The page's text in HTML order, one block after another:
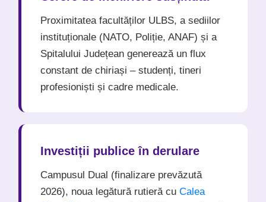
Proximitatea facultăților ULBS, a sediilor
instituționale (NATO, Poliție, ANAF) și a
Spitalului Județean generează un flux
constant de chiriași – studenți, tineri
profesioniști și cadre medicale.
Investiții publice în derulare
Campusul Dual (finalizare prevăzută
2026), noua legătură rutieră cuCalea